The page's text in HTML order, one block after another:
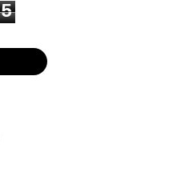
5